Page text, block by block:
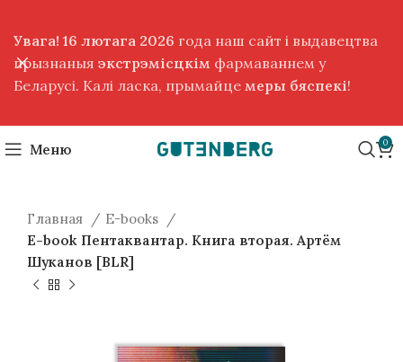
Меню 0
Главная
E-books
E-book Пентаквантар. Книга вторая. Артём
Шуканов [BLR]
Увага! 16 лютага 2026 года наш сайт і выдавецтва
прызнаныя экстрэмісцкім фармаваннем у
Беларусі. Калі ласка, прымайце меры бяспекі!